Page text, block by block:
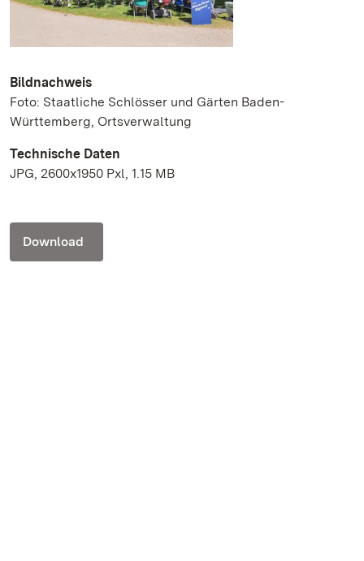
Bildnachweis
Foto: Staatliche Schlösser und Gärten Baden-
Württemberg, Ortsverwaltung
Technische Daten
JPG, 2600x1950 Pxl, 1.15 MB
Download